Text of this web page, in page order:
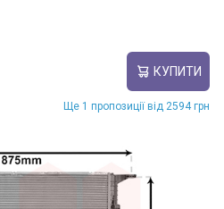
КУПИТИ
Ще 1 пропозиції від 2594 грн